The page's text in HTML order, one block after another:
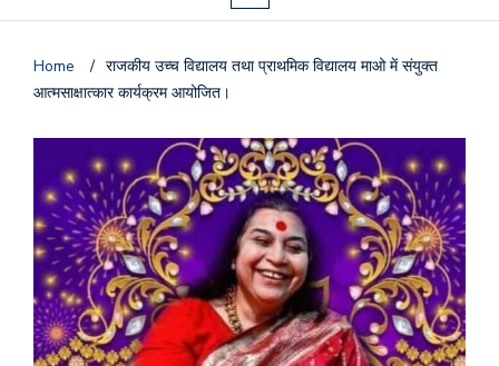
Home / राजकीय उच्च विद्यालय तथा प्राथमिक विद्यालय माओ में संयुक्त
आत्मसाक्षात्कार कार्यक्रम आयोजित।